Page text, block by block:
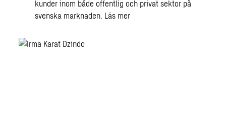
kunder inom både offentlig och privat sektor på
svenska marknaden. Läs mer